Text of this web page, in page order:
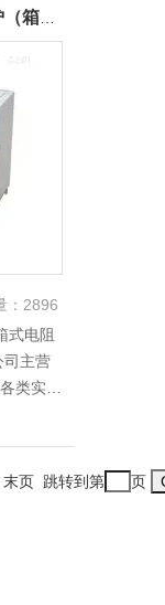
： 2896
式电阻
司主营
类实验
析测定
页 跳转到第 页